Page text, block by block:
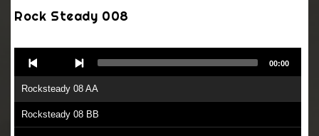
Rock Steady 008
Player
Rocksteady 08 AA
Rocksteady 08 BB
00:00